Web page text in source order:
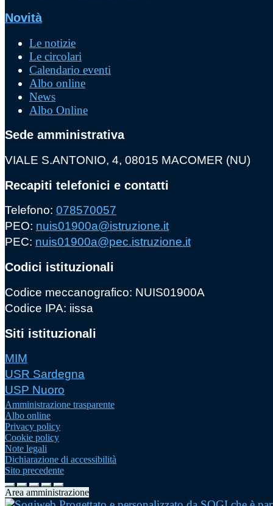
Novità
Le notizie
Le circolari
Calendario eventi
Albo online
News
Albo Online
Sede amministrativa
VIALE S.ANTONIO, 4, 08015 MACOMER (NU)
Recapiti telefonici e contatti
Telefono: 078570057
PEO: nuis01900a@istruzione.it
PEC: nuis01900a@pec.istruzione.it
Codici istituzionali
Codice meccanografico: NUIS01900A
Codice IPA: iissa
Siti istituzionali
MIM
USR Sardegna
USP Nuoro
Amministrazione trasparente
Albo online
Privacy policy
Cookie policy
Note legali
Dichiarazione di accessibilità
Sito precedente
Area amministrazione